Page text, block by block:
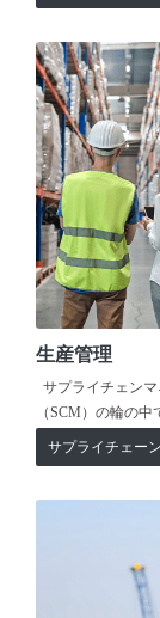
生産管理
サプライチェンマ
（SCM）の輪の中